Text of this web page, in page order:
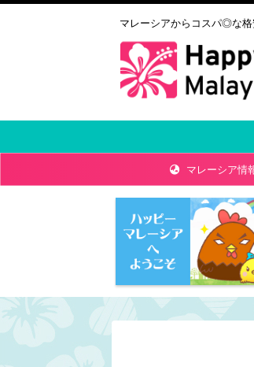
マレーシアからコスパ◎な
マレーシア情